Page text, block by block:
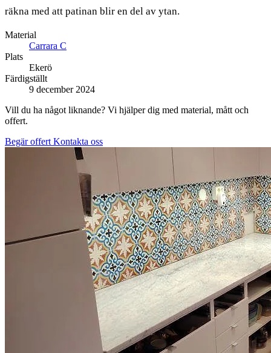
räkna med att patinan blir en del av ytan.
Material
Carrara C
Plats
Ekerö
Färdigställt
9 december 2024
Vill du ha något liknande? Vi hjälper dig med material, mått och
offert.
Begär offert Kontakta oss